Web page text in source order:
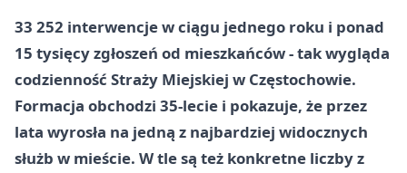
33 252 interwencje w ciągu jednego roku i ponad
15 tysięcy zgłoszeń od mieszkańców - tak wygląda
codzienność Straży Miejskiej w Częstochowie.
Formacja obchodzi 35-lecie i pokazuje, że przez
lata wyrosła na jedną z najbardziej widocznych
służb w mieście. W tle są też konkretne liczby z